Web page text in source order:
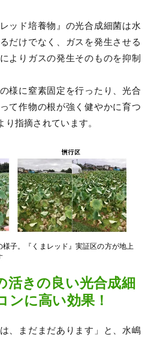
ッド培養物』の光合成細菌は水
だけでなく、ガスを発生させる
よりガスの発生そのものを抑制
様に窒素固定を行ったり、光合
て作物の根が強く健やかに育つ
指摘されています。
子。『くまレッド』実証区の方が地上
活きの良い光合成細
ンに高い効果！
、まだまだあります」と、水嶋